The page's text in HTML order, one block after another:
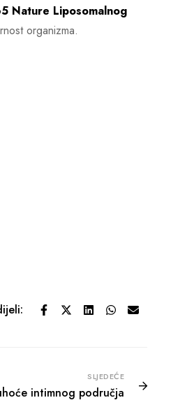
Nature Liposomalnog
organizma.
SLJEDEĆE
intimnog područja